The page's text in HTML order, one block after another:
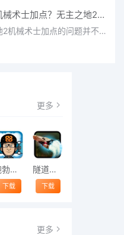
无主之地2机械术士加点？无主之地2机械术士加点顺序
其实无主之地2机械术士加点的问题并不复杂，但是又很多的朋友都不太了解无主之地2机械术士加点顺序，因此呢，今天
更多
鲍勃的梦境
下载
隧道逃脱
下载
更多